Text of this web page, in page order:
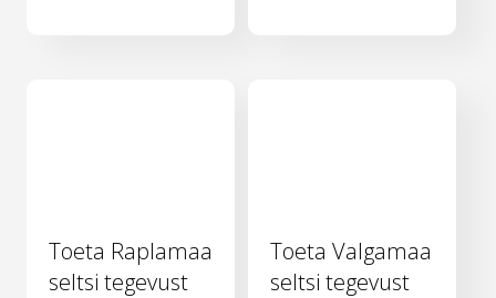
Toeta Raplamaa
seltsi tegevust
Toeta Valgamaa
seltsi tegevust